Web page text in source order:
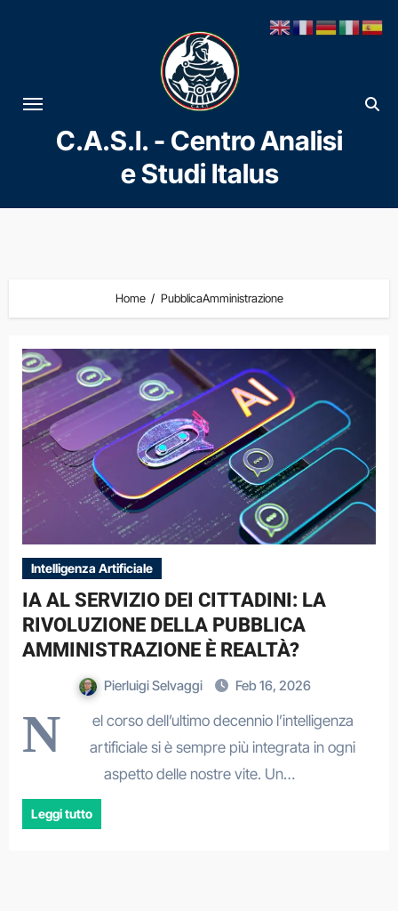
al
contenuto
C.A.S.I. - Centro Analisi
e Studi Italus
Home PubblicaAmministrazione
Intelligenza Artificiale
IA AL SERVIZIO DEI CITTADINI: LA
RIVOLUZIONE DELLA PUBBLICA
AMMINISTRAZIONE È REALTÀ?
Pierluigi Selvaggi Feb 16, 2026
N
el corso dell’ultimo decennio l’intelligenza
artificiale si è sempre più integrata in ogni
aspetto delle nostre vite. Un…
Leggi tutto